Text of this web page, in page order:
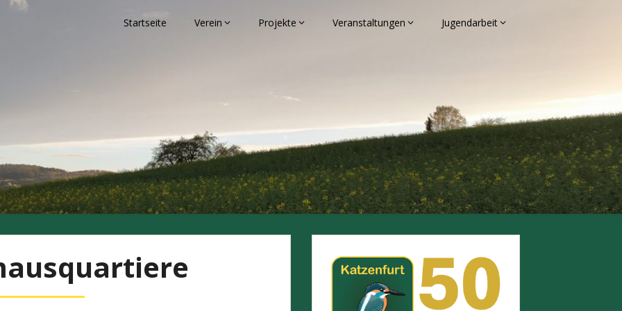
Startseite Verein Projekte Veranstaltungen Jugendarbeit